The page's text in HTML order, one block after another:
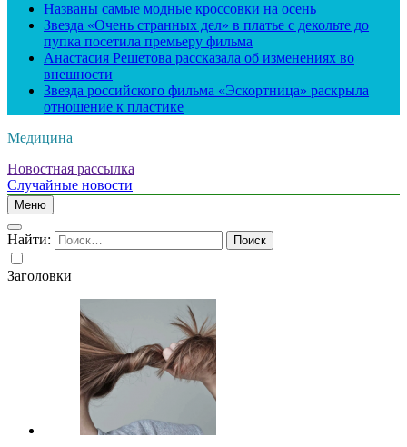
Названы самые модные кроссовки на осень
Звезда «Очень странных дел» в платье с декольте до
пупка посетила премьеру фильма
Анастасия Решетова рассказала об изменениях во
внешности
Звезда российского фильма «Эскортница» раскрыла
отношение к пластике
Медицина
Новостная рассылка
Случайные новости
Меню
Найти:
Заголовки